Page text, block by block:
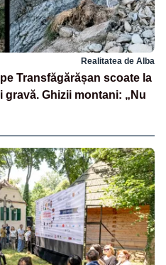
Realitatea de Alba
Transfăgărășan scoate la
gravă. Ghizii montani: „Nu